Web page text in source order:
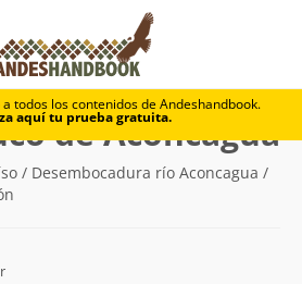
todos los contenidos de Andeshandbook.
aquí tu prueba gratuita.
Mauco de Aconcagua
de Aconcagua
/ Desembocadura río Aconcagua /